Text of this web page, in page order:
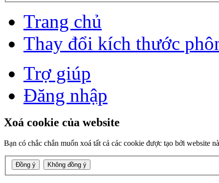
Trang chủ
Thay đổi kích thước
Trợ giúp
Đăng nhập
Xoá cookie của website
Bạn có chắc chắn muốn xoá tất cả các cookie được tạo bởi website